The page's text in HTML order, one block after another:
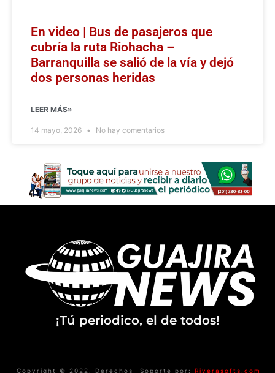
En video | Bus de pasajeros que
cubría la ruta Riohacha –
Barranquilla se salió de la vía y dejó
dos personas heridas
LEER MÁS»
14 mayo, 2026 No hay comentarios
¡Tú periodico, el de todos!
Copyright © 2022. Derechos
Soporte por: Riverasofts.com